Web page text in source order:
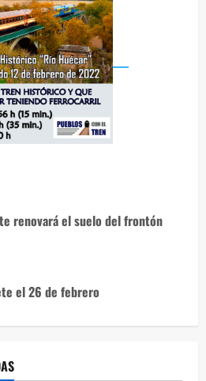
renovará el suelo del frontón
el 26 de febrero